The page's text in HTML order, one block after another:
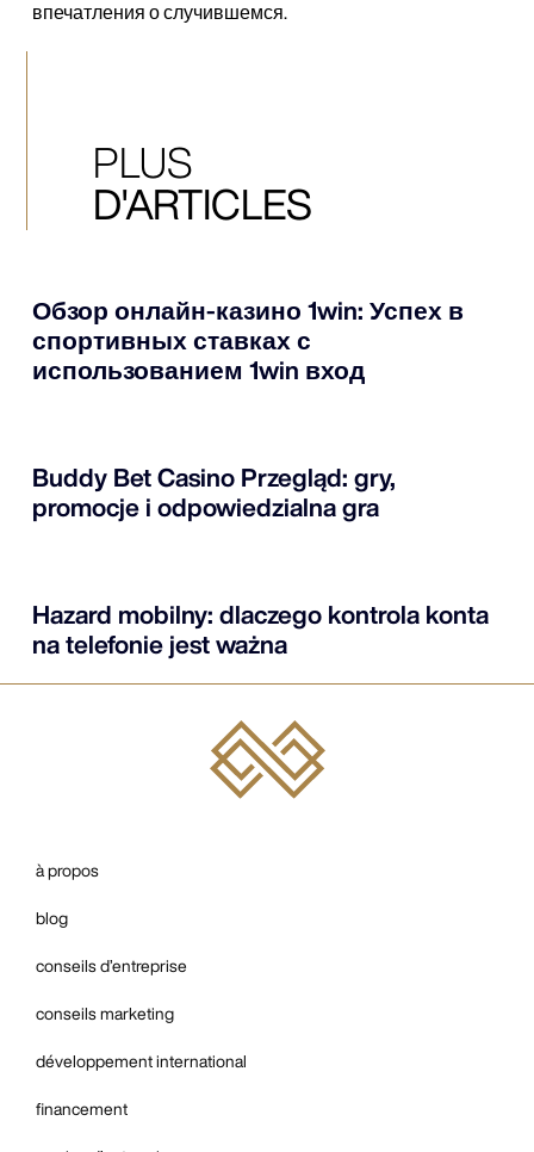
впечатления о случившемся.
PLUS
D'ARTICLES
Обзор онлайн-казино 1win: Успех в
спортивных ставках с
использованием 1win вход
Buddy Bet Casino Przegląd: gry,
promocje i odpowiedzialna gra
Hazard mobilny: dlaczego kontrola konta
na telefonie jest ważna
à propos
blog
conseils d’entreprise
conseils marketing
développement international
financement